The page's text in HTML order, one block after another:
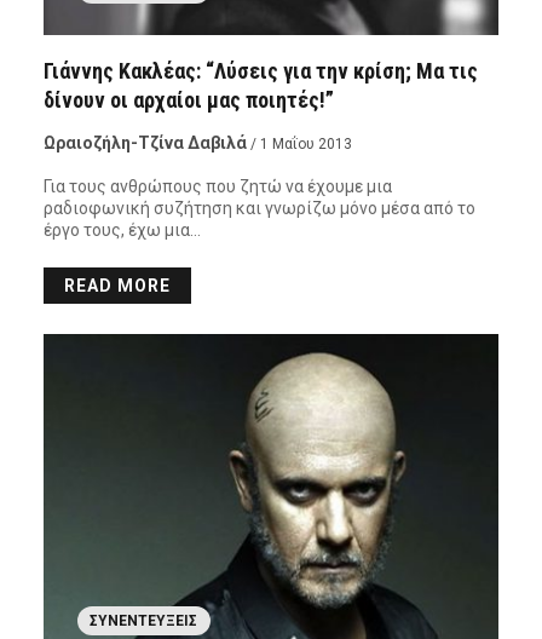
Γιάννης Κακλέας: “Λύσεις για την κρίση; Μα τις
δίνουν οι αρχαίοι μας ποιητές!”
Ωραιοζήλη-Τζίνα Δαβιλά / 1 Μαΐου 2013
Για τους ανθρώπους που ζητώ να έχουμε μια
ραδιοφωνική συζήτηση και γνωρίζω μόνο μέσα από το
έργο τους, έχω μια…
READ MORE
ΣΥΝΕΝΤΕΎΞΕΙΣ